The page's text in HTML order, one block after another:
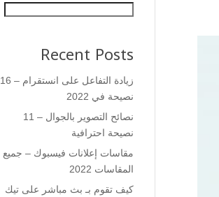
Recent Posts
زيادة التفاعل على انستقرام – 16
نصيحة في 2022
نصائح التصوير بالجوال – 11
نصيحة احترافية
مقاسات إعلانات فيسبوك – جميع
المقاسات 2022
كيف تقوم بـ بث مباشر على تيك